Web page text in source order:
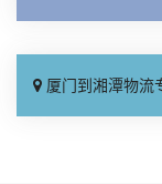
厦门到湘潭物流专线_合同承运「多